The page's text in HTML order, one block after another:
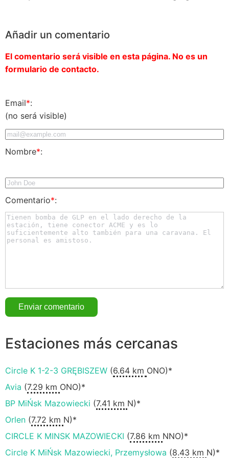
Añadir un comentario
El comentario será visible en esta página. No es un
formulario de contacto.
Email*:
(no será visible)
Nombre*:
Comentario*:
Estaciones más cercanas
Circle K 1-2-3 GRĘBISZEW (6.64 km ONO)*
Avia (7.29 km ONO)*
BP MiŃsk Mazowiecki (7.41 km N)*
Orlen (7.72 km N)*
CIRCLE K MINSK MAZOWIECKI (7.86 km NNO)*
Circle K MiŃsk Mazowiecki, Przemysłowa (8.43 km N)*